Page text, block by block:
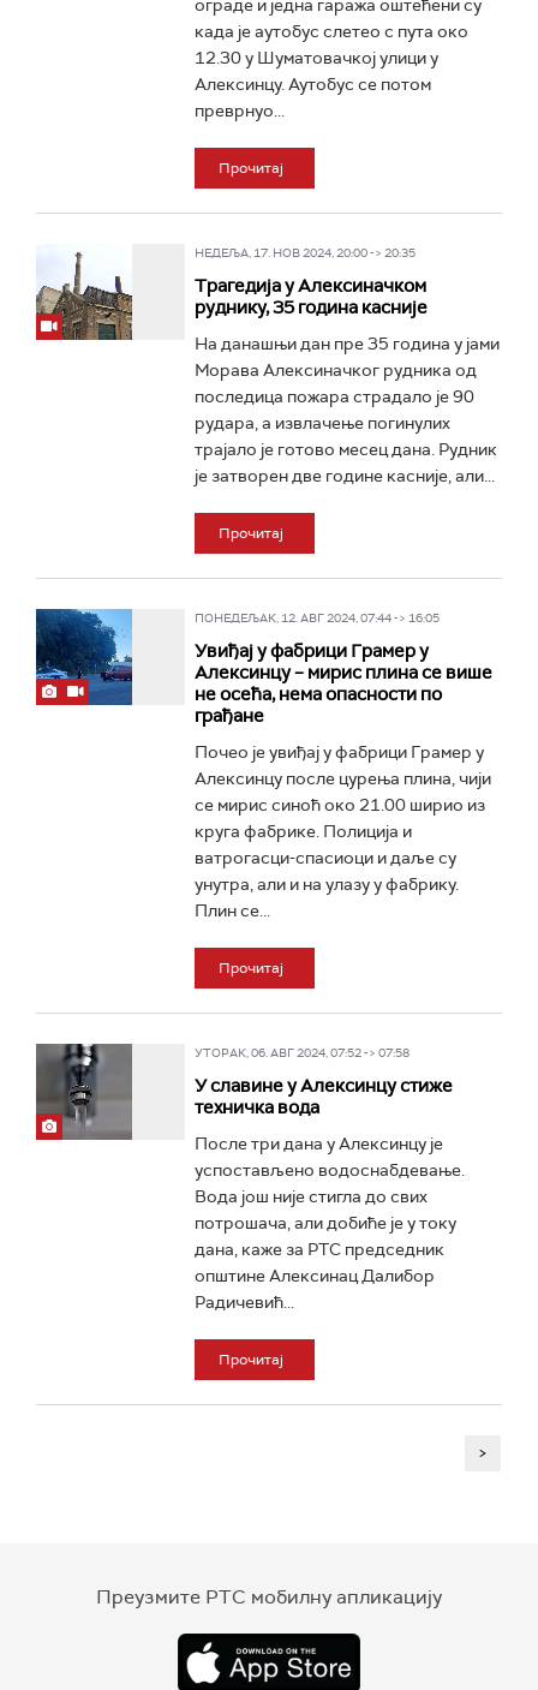
ограде и једна гаража оштећени су
када је аутобус слетео с пута око
12.30 у Шуматовачкој улици у
Алексинцу. Аутобус се потом
преврнуо...
Прочитај
НЕДЕЉА, 17. НОВ 2024, 20:00 -> 20:35
Трагедија у Алексиначком
руднику, 35 година касније
На данашњи дан пре 35 година у јами
Морава Алексиначког рудника од
последица пожара страдало је 90
рудара, а извлачење погинулих
трајало је готово месец дана. Рудник
је затворен две године касније, али...
Прочитај
ПОНЕДЕЉАК, 12. АВГ 2024, 07:44 -> 16:05
Увиђај у фабрици Грамер у
Алексинцу – мирис плина се више
не осећа, нема опасности по
грађане
Почео је увиђај у фабрици Грамер у
Алексинцу после цурења плина, чији
се мирис синоћ око 21.00 ширио из
круга фабрике. Полиција и
ватрогасци-спасиоци и даље су
унутра, али и на улазу у фабрику.
Плин се...
Прочитај
УТОРАК, 06. АВГ 2024, 07:52 -> 07:58
У славине у Алексинцу стиже
техничка вода
После три дана у Алексинцу је
успостављено водоснабдевање.
Вода још није стигла до свих
потрошача, али добиће је у току
дана, каже за РТС председник
општине Алексинац Далибор
Радичевић...
Прочитај
>
Преузмите РТС мобилну апликацију